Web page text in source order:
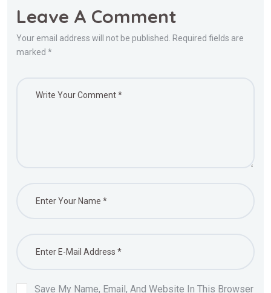
Leave A Comment
Your email address will not be published. Required fields are
marked *
Save My Name, Email, And Website In This Browser